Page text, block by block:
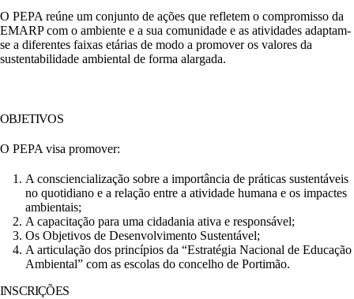
O PEPA reúne um conjunto de ações que refletem o compromisso da
EMARP com o ambiente e a sua comunidade e as atividades adaptam-
se a diferentes faixas etárias de modo a promover os valores da
sustentabilidade ambiental de forma alargada.
OBJETIVOS
O PEPA visa promover:
A consciencialização sobre a importância de práticas sustentáveis
no quotidiano e a relação entre a atividade humana e os impactes
ambientais;
A capacitação para uma cidadania ativa e responsável;
Os Objetivos de Desenvolvimento Sustentável;
A articulação dos princípios da “Estratégia Nacional de Educação
Ambiental” com as escolas do concelho de Portimão.
INSCRIÇÕES